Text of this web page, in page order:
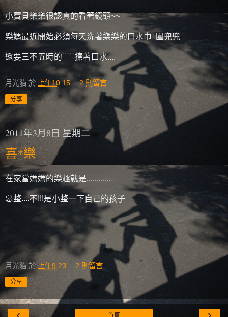
小寶貝樂樂很認真的看著鏡頭~~
樂媽最近開始必須每天洗著樂樂的口水巾 圍兜兜
還要三不五時的˙˙˙˙˙擦著口水....
月光貓 於 上午10:15 2 則留言:
分享
2011年3月8日 星期二
喜*樂
在家當媽媽的樂趣就是............
惡整....不!!!是小整一下自己的孩子
月光貓 於 上午9:23 2 則留言:
分享
首頁